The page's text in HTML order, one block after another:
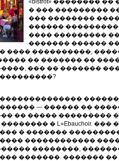
«bistrot» ��������
� ��� ���������
��� ��������
������
���� ���������
������� ������
���� ����������,
�� ������� ��
��� �� �������
���������������
— ������ ��
�� ����� ���������
� L»Ebauchoir.
� ������� ���������
������������
��������,
�������. �������